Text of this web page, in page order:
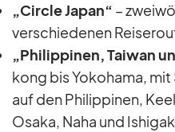
„Cir­cle Ja­pan“ –
ver­schie­de­nen
„Phil­ip­pi­nen, Tai­wan
kong bis Yo­ko­hama,
auf den Phil­ip­pi­nen,
Osaka, Naha und